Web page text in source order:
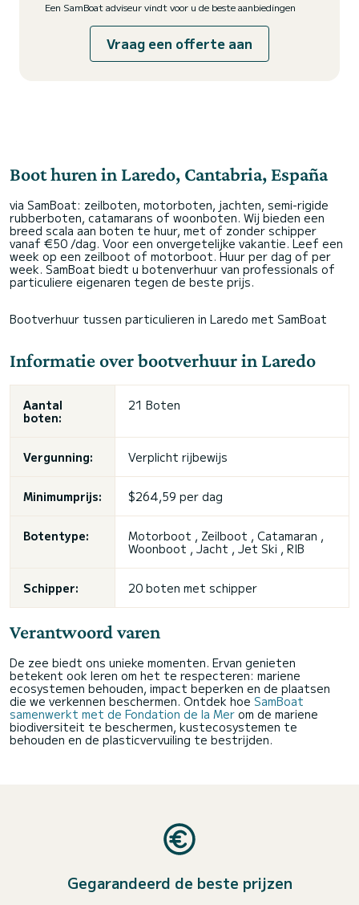
Een SamBoat adviseur vindt voor u de beste aanbiedingen
Vraag een offerte aan
Boot huren in Laredo, Cantabria, España
via SamBoat: zeilboten, motorboten, jachten, semi-rigide
rubberboten, catamarans of woonboten. Wij bieden een
breed scala aan boten te huur, met of zonder schipper
vanaf €50 /dag. Voor een onvergetelijke vakantie. Leef een
week op een zeilboot of motorboot. Huur per dag of per
week. SamBoat biedt u botenverhuur van professionals of
particuliere eigenaren tegen de beste prijs.
Bootverhuur tussen particulieren in Laredo met SamBoat
Informatie over bootverhuur in Laredo
Aantal
boten:
21 Boten
Vergunning: Verplicht rijbewijs
Minimumprijs: $264,59 per dag
Botentype:
Motorboot , Zeilboot , Catamaran ,
Woonboot , Jacht , Jet Ski , RIB
Schipper: 20 boten met schipper
Verantwoord varen
De zee biedt ons unieke momenten. Ervan genieten
betekent ook leren om het te respecteren: mariene
ecosystemen behouden, impact beperken en de plaatsen
die we verkennen beschermen. Ontdek hoe SamBoat
samenwerkt met de Fondation de la Mer om de mariene
biodiversiteit te beschermen, kustecosystemen te
behouden en de plasticvervuiling te bestrijden.
Gegarandeerd de beste prijzen